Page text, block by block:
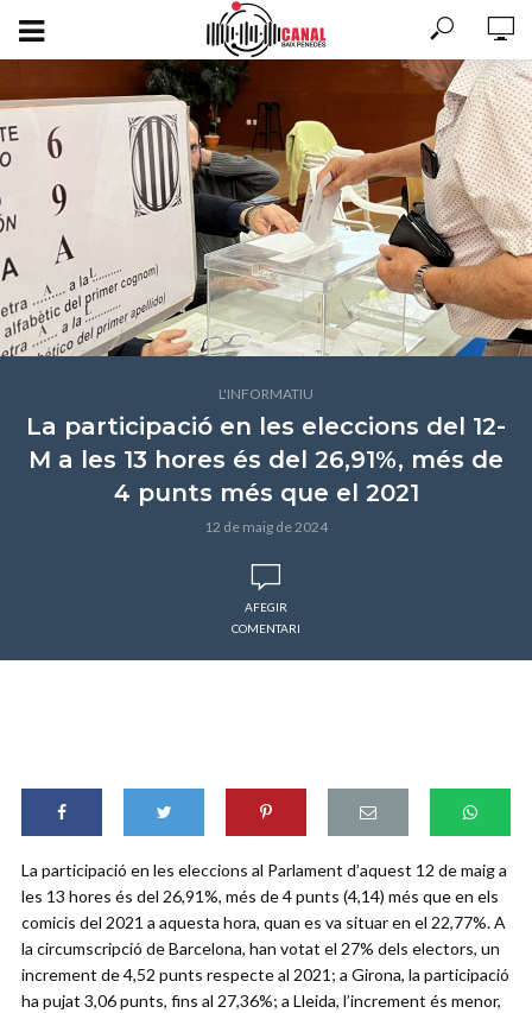
L'INFORMATIU
La participació en les eleccions del 12-
M a les 13 hores és del 26,91%, més de
4 punts més que el 2021
12 de maig de 2024
AFEGIR
COMENTARI
La participació en les eleccions al Parlament d’aquest 12 de maig a
les 13 hores és del 26,91%, més de 4 punts (4,14) més que en els
comicis del 2021 a aquesta hora, quan es va situar en el 22,77%. A
la circumscripció de Barcelona, han votat el 27% dels electors, un
increment de 4,52 punts respecte al 2021; a Girona, la participació
ha pujat 3,06 punts, fins al 27,36%; a Lleida, l’increment és menor,